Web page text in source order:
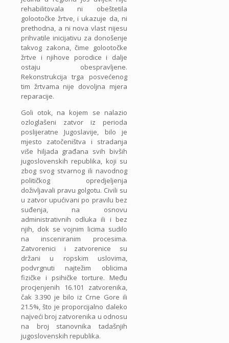
rehabilitovala ni obeštetila
golootočke žrtve, i ukazuje da, ni
prethodna, a ni nova vlast nijesu
prihvatile inicijativu za donošenje
takvog zakona, čime golootočke
žrtve i njihove porodice i dalje
ostaju obespravljene.
Rekonstrukcija trga posvećenog
tim žrtvama nije dovoljna mjera
reparacije.
Goli otok, na kojem se nalazio
ozloglašeni zatvor iz perioda
poslijeratne Jugoslavije, bilo je
mjesto zatočeništva i stradanja
više hiljada građana svih bivših
jugoslovenskih republika, koji su
zbog svog stvarnog ili navodnog
političkog opredjeljenja
doživljavali pravu golgotu. Civili su
u zatvor upućivani po pravilu bez
suđenja, na osnovu
administrativnih odluka ili i bez
njih, dok se vojnim licima sudilo
na insceniranim procesima.
Zatvorenici i zatvorenice su
držani u ropskim uslovima,
podvrgnuti najtežim oblicima
fizičke i psihičke torture. Među
procjenjenih 16.101 zatvorenika,
čak 3.390 je bilo iz Crne Gore ili
21.5%, što je proporcijalno daleko
najveći broj zatvorenika u odnosu
na broj stanovnika tadašnjih
jugoslovenskih republika.